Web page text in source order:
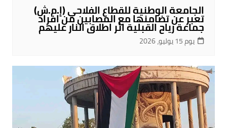
الجامعة الوطنية للقطاع الفلاحي (إ.م.ش)
تعبر عن تضامنها مع المصابين من افراد
جماعة رياح القبلية اثر اطلاق النار عليهم
يوم 15 يوليو، 2026